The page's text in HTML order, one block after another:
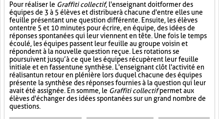
Pour réaliser le Graffiti collectif, l'enseignant doit former des
équipes de 3 à 5 élèves et distribuer à chacune d'entre elles une
feuille présentant une question différente. Ensuite, les élèves
ont entre 5 et 10 minutes pour écrire, en équipe, des idées de
réponses spontanées qui leur viennent en tête. Une fois le temps
écoulé, les équipes passent leur feuille au groupe voisin et
répondent à la nouvelle question reçue. Les rotations se
poursuivent jusqu’à ce que les équipes récupèrent leur feuille
initiale et en fassent une synthèse. L'enseignant clôt l'activité en
réalisant un retour en plénière lors duquel chacune des équipes
présente la synthèse des réponses fournies à la question qui leur
avait été assignée. En somme, le Graffiti collectifpermet aux
élèves d'échanger des idées spontanées sur un grand nombre de
questions.